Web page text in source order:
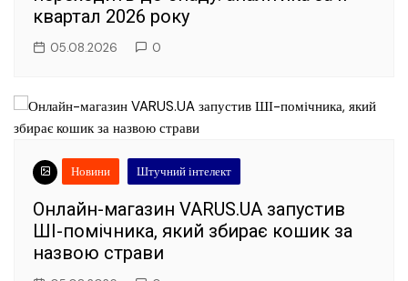
квартал 2026 року
05.08.2026 0
Новини Штучний інтелект
Онлайн-магазин VARUS.UA запустив
ШІ-помічника, який збирає кошик за
назвою страви